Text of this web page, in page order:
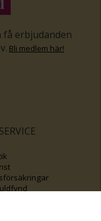
få erbjudanden
. Bli medlem här!